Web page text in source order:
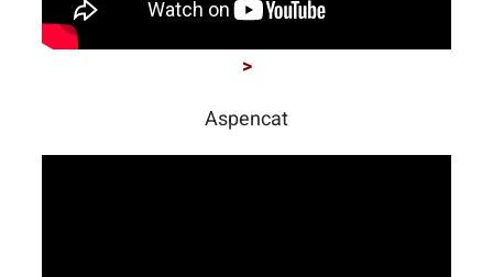
>
Aspencat